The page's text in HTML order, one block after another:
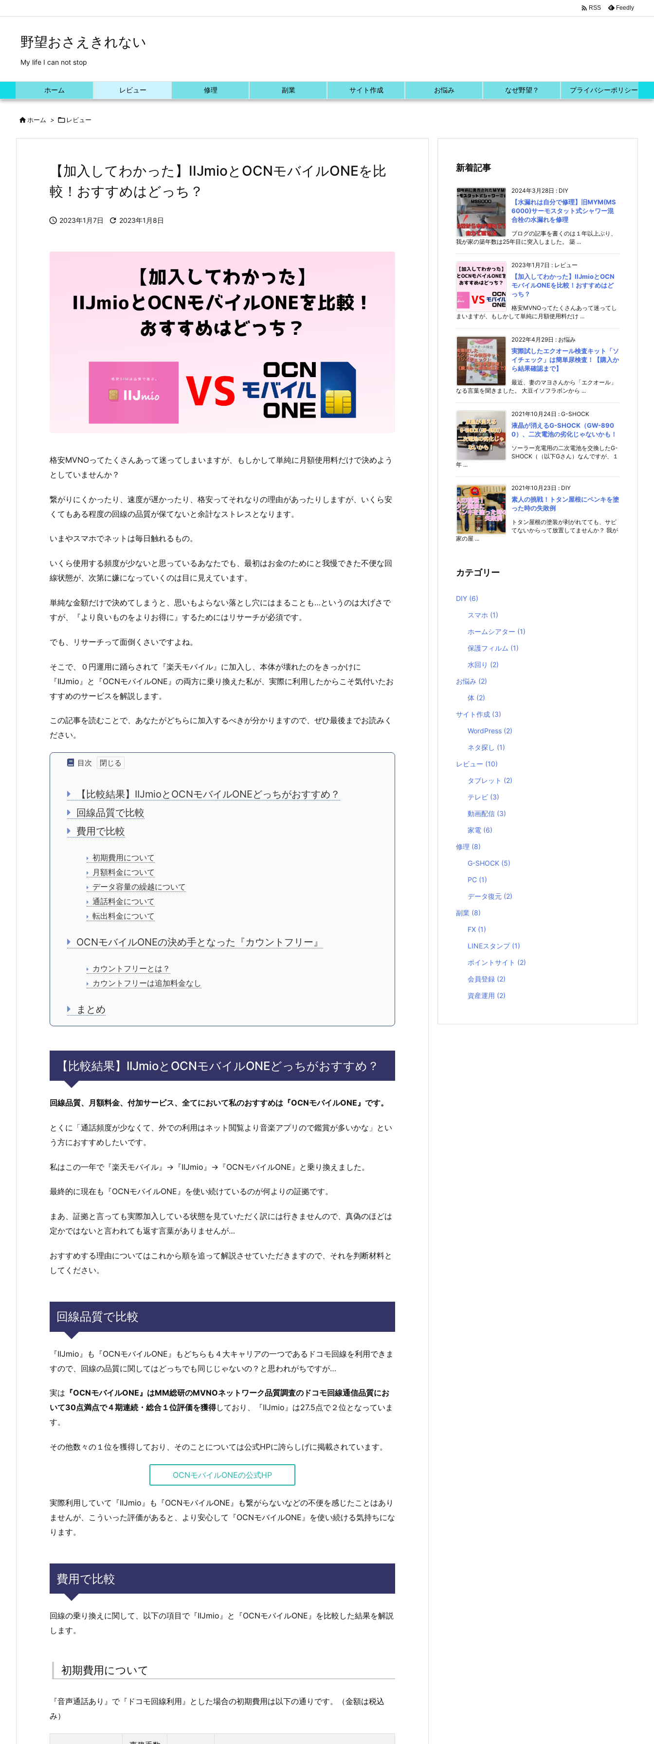
野望おさえきれない
My life I can not stop
ホーム レビュー 修理 副業 サイト作成 お悩み なぜ野望？ プライバシーポリシー
 RSS Feedly
ホーム >  レビュー
【加入してわかった】IIJmioとOCNモバイルONEを比
較！おすすめはどっち？
 2023年1月7日  2023年1月8日
格安MVNOってたくさんあって迷ってしまいますが、もしかして単純に月額使用料だけで決めよう
としていませんか？
繋がりにくかったり、速度が遅かったり、格安ってそれなりの理由があったりしますが、いくら安
くてもある程度の回線の品質が保てないと余計なストレスとなります。
いまやスマホでネットは毎日触れるもの。
いくら使用する頻度が少ないと思っているあなたでも、最初はお金のためにと我慢できた不便な回
線状態が、次第に嫌になっていくのは目に見えています。
単純な金額だけで決めてしまうと、思いもよらない落とし穴にはまることも…というのは大げさで
すが、『より良いものをよりお得に』するためにはリサーチが必須です。
でも、リサーチって面倒くさいですよね。
そこで、０円運用に踊らされて『楽天モバイル』に加入し、本体が壊れたのをきっかけに
『IIJmio』と『OCNモバイルONE』の両方に乗り換えた私が、実際に利用したからこそ気付いたお
すすめのサービスを解説します。
この記事を読むことで、あなたがどちらに加入するべきが分かりますので、ぜひ最後までお読みく
ださい。
目次
【比較結果】IIJmioとOCNモバイルONEどっちがおすすめ？
回線品質で比較
費用で比較
初期費用について
月額料金について
データ容量の繰越について
通話料金について
転出料金について
OCNモバイルONEの決め手となった『カウントフリー』
カウントフリーとは？
カウントフリーは追加料金なし
まとめ
【比較結果】IIJmioとOCNモバイルONEどっちがおすすめ？
回線品質、月額料金、付加サービス、全てにおいて私のおすすめは『OCNモバイルONE』です。
とくに「通話頻度が少なくて、外での利用はネット閲覧より音楽アプリので鑑賞が多いかな」とい
う方におすすめしたいです。
私はこの一年で『楽天モバイル』→『IIJmio』→『OCNモバイルONE』と乗り換えました。
最終的に現在も『OCNモバイルONE』を使い続けているのが何よりの証拠です。
まあ、証拠と言っても実際加入している状態を見ていただく訳には行きませんので、真偽のほどは
定かではないと言われても返す言葉がありませんが…
おすすめする理由についてはこれから順を追って解説させていただきますので、それを判断材料と
してください。
回線品質で比較
『IIJmio』も『OCNモバイルONE』もどちらも４大キャリアの一つであるドコモ回線を利用できま
すので、回線の品質に関してはどっちでも同じじゃないの？と思われがちですが…
実は 『OCNモバイルONE』はMM総研のMVNOネットワーク品質調査のドコモ回線通信品質にお
いて30点満点で４期連続・総合１位評価を獲得しており、『IIJmio』は27.5点で２位となっていま
す。
その他数々の１位を獲得しており、そのことについては公式HPに誇らしげに掲載されています。
OCNモバイルONEの公式HP
実際利用していて『IIJmio』も『OCNモバイルONE』も繋がらないなどの不便を感じたことはあり
ませんが、こういった評価があると、より安心して『OCNモバイルONE』を使い続ける気持ちにな
ります。
費用で比較
回線の乗り換えに関して、以下の項目で『IIJmio』と『OCNモバイルONE』を比較した結果を解説
します。
初期費用について
『音声通話あり』で『ドコモ回線利用』とした場合の初期費用は以下の通りです。（金額は税込
み）
新着記事
2024年3月28日 : DIY
【水漏れは自分で修理】旧MYM(MS
6000)サーモスタット式シャワー混
合栓の水漏れを修理
ブログの記事を書くのは１年以上ぶり、
我が家の築年数は25年目に突入しました。 築 ...
2023年1月7日 : レビュー
【加入してわかった】IIJmioとOCN
モバイルONEを比較！おすすめはど
っち？
格安MVNOってたくさんあって迷ってし
まいますが、もしかして単純に月額使用料だけ ...
2022年4月29日 : お悩み
実際試したエクオール検査キット「ソ
イチェック」は簡単尿検査！【購入か
ら結果確認まで】
最近、妻のマヨさんから「エクオール」
なる言葉を聞きました。 大豆イソフラボンから ...
2021年10月24日 : G-SHOCK
液晶が消えるG-SHOCK（GW-890
0）、二次電池の劣化じゃないかも！
ソーラー充電用の二次電池を交換したG-
SHOCK（（以下Gさん）なんですが、１
年 ...
2021年10月23日 : DIY
素人の挑戦！トタン屋根にペンキを塗
った時の失敗例
トタン屋根の塗装が剥がれてても、サビ
てないからって放置してませんか？ 我が
家の屋 ...
カテゴリー
DIY (6)
スマホ (1)
ホームシアター (1)
保護フィルム (1)
水回り (2)
お悩み (2)
体 (2)
サイト作成 (3)
WordPress (2)
ネタ探し (1)
レビュー (10)
タブレット (2)
テレビ (3)
動画配信 (3)
家電 (6)
修理 (8)
G-SHOCK (5)
PC (1)
データ復元 (2)
副業 (8)
FX (1)
LINEスタンプ (1)
ポイントサイト (2)
会員登録 (2)
資産運用 (2)